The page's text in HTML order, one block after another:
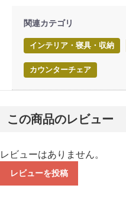
関連カテゴリ
インテリア・寝具・収納
カウンターチェア
この商品のレビュー
レビューはありません。
レビューを投稿